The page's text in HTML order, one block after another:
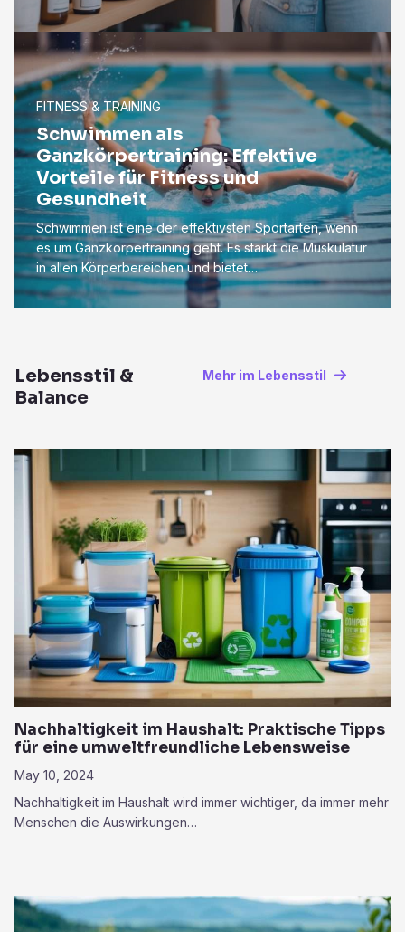
FITNESS & TRAINING
Schwimmen als
Ganzkörpertraining: Effektive
Vorteile für Fitness und
Gesundheit
Schwimmen ist eine der effektivsten Sportarten, wenn
es um Ganzkörpertraining geht. Es stärkt die Muskulatur
in allen Körperbereichen und bietet…
Lebensstil &
Balance
Mehr im Lebensstil
Nachhaltigkeit im Haushalt: Praktische Tipps
für eine umweltfreundliche Lebensweise
May 10, 2024
Nachhaltigkeit im Haushalt wird immer wichtiger, da immer mehr
Menschen die Auswirkungen…